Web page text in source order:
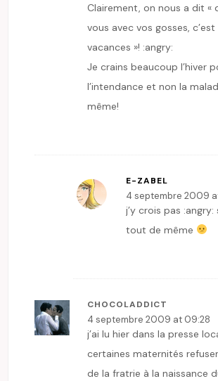
Clairement, on nous a dit «
vous avec vos gosses,
vacances »! :angry:
Je crains beaucoup l’hiver
l’intendance et non la
même!
E-ZABEL
4 septembre 2009
j’y crois pas
tout de même
CHOCOLADDICT
4 septembre 2009 at 09:28
j’ai lu hier dans la presse
certaines maternités
de la fratrie à la naissance